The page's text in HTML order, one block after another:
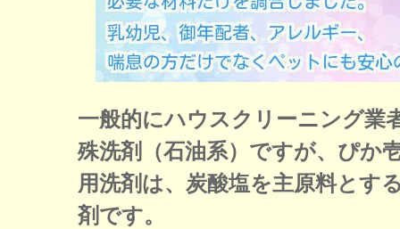
一般的にハウスクリーニング業
殊洗剤（石油系）ですが、ぴか
用洗剤は、炭酸塩を主原料とす
剤です。